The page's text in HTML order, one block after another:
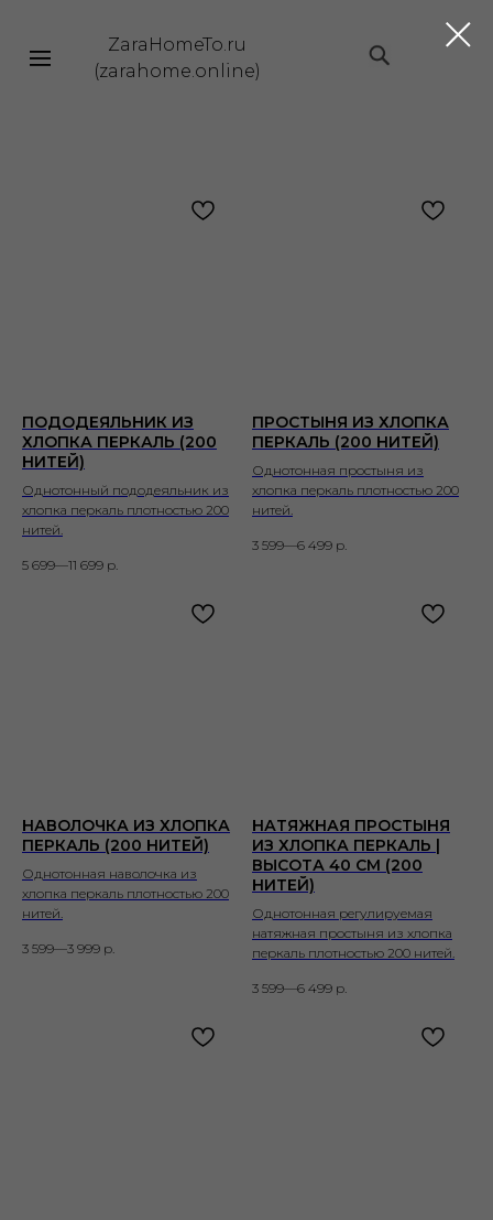
|||
ZaraHomeTo.ru
(zarahome.online)
ПОДОДЕЯЛЬНИК ИЗ
ХЛОПКА ПЕРКАЛЬ (200
НИТЕЙ)
Однотонный пододеяльник из
хлопка перкаль плотностью 200
нитей.
5 699—11 699 р.
ПРОСТЫНЯ ИЗ ХЛОПКА
ПЕРКАЛЬ (200 НИТЕЙ)
Однотонная простыня из
хлопка перкаль плотностью 200
нитей.
3 599—6 499 р.
НАВОЛОЧКА ИЗ ХЛОПКА
ПЕРКАЛЬ (200 НИТЕЙ)
Однотонная наволочка из
хлопка перкаль плотностью 200
нитей.
3 599—3 999 р.
НАТЯЖНАЯ ПРОСТЫНЯ
ИЗ ХЛОПКА ПЕРКАЛЬ |
ВЫСОТА 40 СМ (200
НИТЕЙ)
Однотонная регулируемая
натяжная простыня из хлопка
перкаль плотностью 200 нитей.
3 599—6 499 р.